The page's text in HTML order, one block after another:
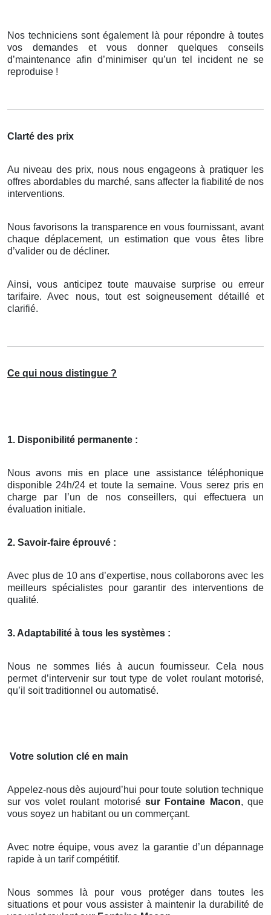
Nos techniciens sont également là pour répondre à toutes
vos demandes et vous donner quelques conseils
d’maintenance afin d’minimiser qu’un tel incident ne se
reproduise !
Clarté des prix
Au niveau des prix, nous nous engageons à pratiquer les
offres abordables du marché, sans affecter la fiabilité de nos
interventions.
Nous favorisons la transparence en vous fournissant, avant
chaque déplacement, un estimation que vous êtes libre
d’valider ou de décliner.
Ainsi, vous anticipez toute mauvaise surprise ou erreur
tarifaire. Avec nous, tout est soigneusement détaillé et
clarifié.
Ce qui nous distingue ?
1. Disponibilité permanente :
Nous avons mis en place une assistance téléphonique
disponible 24h/24 et toute la semaine. Vous serez pris en
charge par l’un de nos conseillers, qui effectuera un
évaluation initiale.
2. Savoir-faire éprouvé :
Avec plus de 10 ans d’expertise, nous collaborons avec les
meilleurs spécialistes pour garantir des interventions de
qualité.
3. Adaptabilité à tous les systèmes :
Nous ne sommes liés à aucun fournisseur. Cela nous
permet d’intervenir sur tout type de volet roulant motorisé,
qu’il soit traditionnel ou automatisé.
Votre solution clé en main
Appelez-nous dès aujourd’hui pour toute solution technique
sur vos volet roulant motorisé sur Fontaine Macon, que
vous soyez un habitant ou un commerçant.
Avec notre équipe, vous avez la garantie d’un dépannage
rapide à un tarif compétitif.
Nous sommes là pour vous protéger dans toutes les
situations et pour vous assister à maintenir la durabilité de